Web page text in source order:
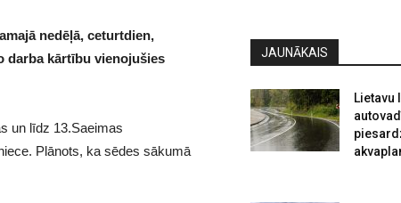
nedēļā, ceturtdien,
darba kārtību vienojušies
un līdz 13.Saeimas
Plānots, ka sēdes sākumā
JAUNĀKAIS
Lietavu